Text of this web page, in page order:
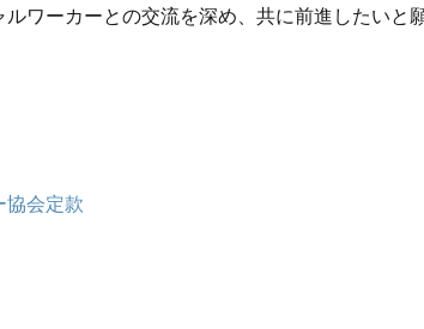
ワーカーとの交流を深め、共に前進したいと
協会定款